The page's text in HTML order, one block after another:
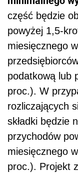
część będzie
powyżej 1,5-
miesięcznego
podatkową lub
proc.). W
rozliczających
składki będzie
przychodów
miesięcznego
proc.). Projekt